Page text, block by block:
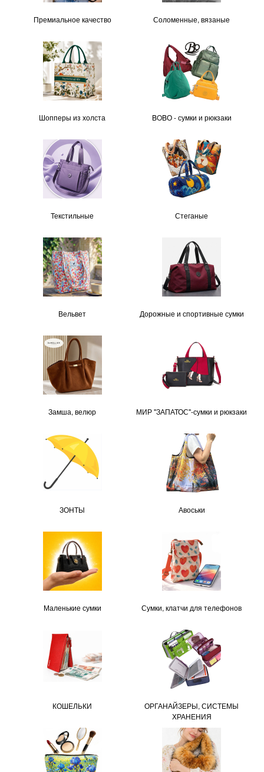
Премиальное качество Соломенные, вязаные
Шопперы из холста BOBО - сумки и рюкзаки
Текстильные Стеганые
Вельвет Дорожные и спортивные сумки
Замша, велюр МИР "ЗАПАТОС"-сумки и рюкзаки
ЗОНТЫ Авоськи
Маленькие сумки Сумки, клатчи для телефонов
КОШЕЛЬКИ
ОРГАНАЙЗЕРЫ, СИСТЕМЫ
ХРАНЕНИЯ